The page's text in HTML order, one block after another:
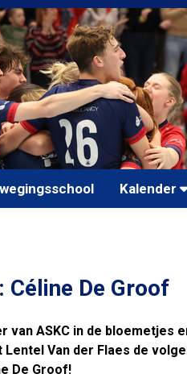
Kalender
De Groof
ASKC in de bloemetjes
Lentel Van der Flaes de
De Groof!